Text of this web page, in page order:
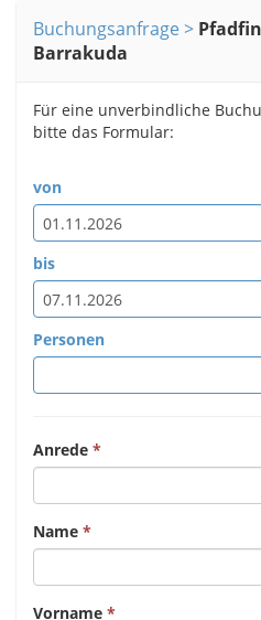
Buchungsanfrage
Barrakuda
Für eine unverbindliche
bitte das Formular:
von
bis
Personen
Anrede
Name
Vorname